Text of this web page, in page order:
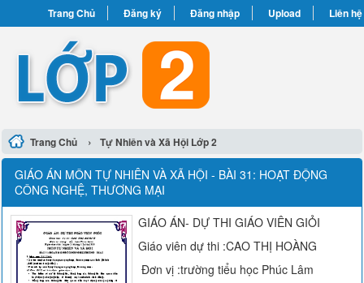
Trang Chủ Đăng ký Đăng nhập Upload Liên hệ
Trang Chủ › Tự Nhiên và Xã Hội Lớp 2
GIÁO ÁN MÔN TỰ NHIÊN VÀ XÃ HỘI - BÀI 31: HOẠT ĐỘNG
CÔNG NGHỆ, THƯƠNG MẠI
GIÁO ÁN- DỰ THI GIÁO VIÊN GIỎI
Giáo viên dự thi :CAO THỊ HOÀNG
Đơn vị :trường tiểu học Phúc Lâm